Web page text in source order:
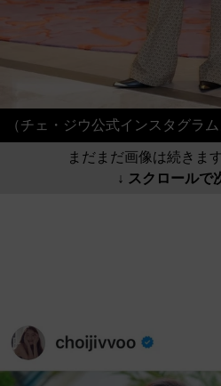
（チェ・ジウ公式インスタグラム
まだまだ画像は続きま
↓ スクロールで